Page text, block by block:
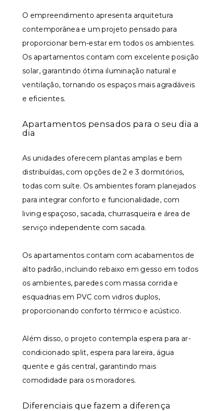
O empreendimento apresenta arquitetura
contemporânea e um projeto pensado para
proporcionar bem-estar em todos os ambientes.
Os apartamentos contam com excelente posição
solar, garantindo ótima iluminação natural e
ventilação, tornando os espaços mais agradáveis
e eficientes.
Apartamentos pensados para o seu dia a
dia
As unidades oferecem plantas amplas e bem
distribuídas, com opções de 2 e 3 dormitórios,
todas com suíte. Os ambientes foram planejados
para integrar conforto e funcionalidade, com
living espaçoso, sacada, churrasqueira e área de
serviço independente com sacada.
Os apartamentos contam com acabamentos de
alto padrão, incluindo rebaixo em gesso em todos
os ambientes, paredes com massa corrida e
esquadrias em PVC com vidros duplos,
proporcionando conforto térmico e acústico.
Além disso, o projeto contempla espera para ar-
condicionado split, espera para lareira, água
quente e gás central, garantindo mais
comodidade para os moradores.
Diferenciais que fazem a diferença